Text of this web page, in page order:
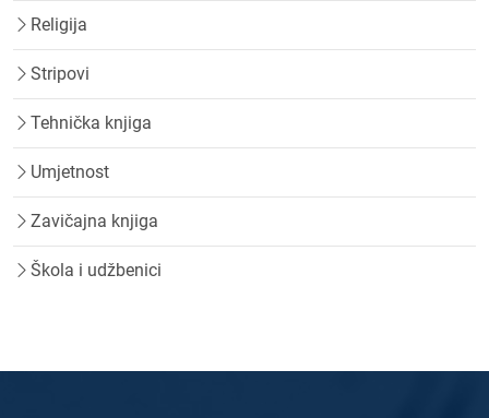
Religija
Stripovi
Tehnička knjiga
Umjetnost
Zavičajna knjiga
Škola i udžbenici